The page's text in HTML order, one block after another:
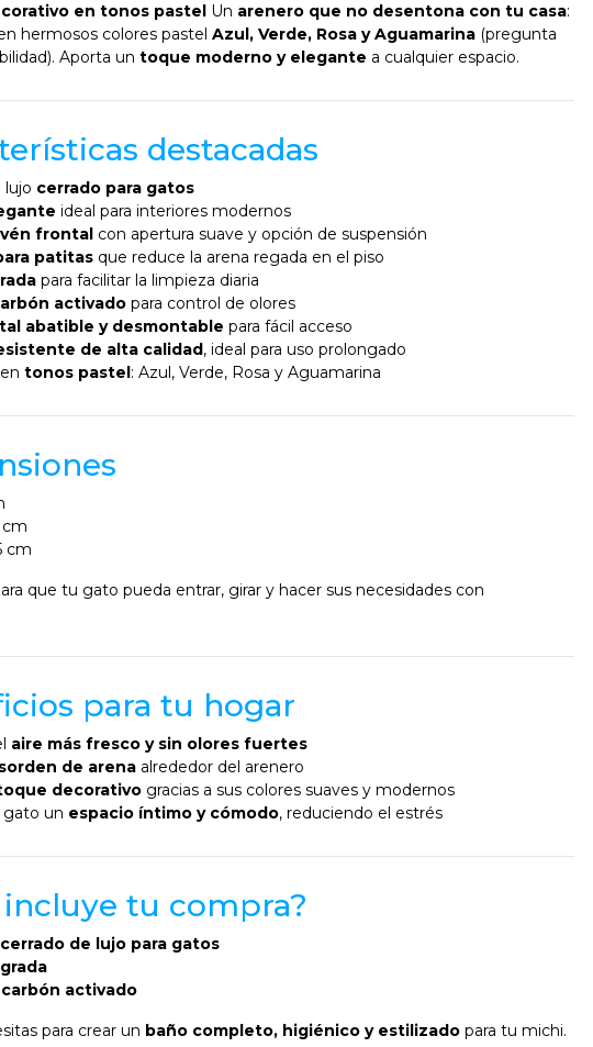
en tonos pastel Un arenero que no desentona con tu casa:
hermosos colores pastel Azul, Verde, Rosa y Aguamarina (pregunta
Aporta un toque moderno y elegante a cualquier espacio.
destacadas
lujo cerrado para gatos
ideal para interiores modernos
frontal con apertura suave y opción de suspensión
patitas que reduce la arena regada en el piso
para facilitar la limpieza diaria
activado para control de olores
abatible y desmontable para fácil acceso
de alta calidad, ideal para uso prolongado
tonos pastel: Azul, Verde, Rosa y Aguamarina
cm
que tu gato pueda entrar, girar y hacer sus necesidades con
para tu hogar
aire más fresco y sin olores fuertes
de arena alrededor del arenero
decorativo gracias a sus colores suaves y modernos
gato un espacio íntimo y cómodo, reduciendo el estrés
incluye tu compra?
de lujo para gatos
activado
para crear un baño completo, higiénico y estilizado para tu michi.